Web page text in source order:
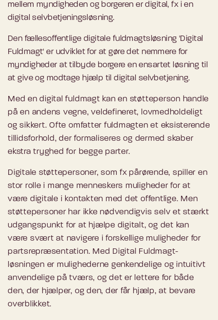
mellem myndigheden og borgeren er digital, fx i en
digital selvbetjeningsløsning.
Den fællesoffentlige digitale fuldmagtsløsning 'Digital
Fuldmagt' er udviklet for at gøre det nemmere for
myndigheder at tilbyde borgere en ensartet løsning til
at give og modtage hjælp til digital selvbetjening.
Med en digital fuldmagt kan en støtteperson handle
på en andens vegne, veldefineret, lovmedholdeligt
og sikkert. Ofte omfatter fuldmagten et eksisterende
tillidsforhold, der formaliseres og dermed skaber
ekstra tryghed for begge parter.
Digitale støttepersoner, som fx pårørende, spiller en
stor rolle i mange menneskers muligheder for at
være digitale i kontakten med det offentlige. Men
støttepersoner har ikke nødvendigvis selv et stærkt
udgangspunkt for at hjælpe digitalt, og det kan
være svært at navigere i forskellige muligheder for
partsrepræsentation. Med Digital Fuldmagt-
løsningen er mulighederne genkendelige og intuitivt
anvendelige på tværs, og det er lettere for både
den, der hjælper, og den, der får hjælp, at bevare
overblikket.